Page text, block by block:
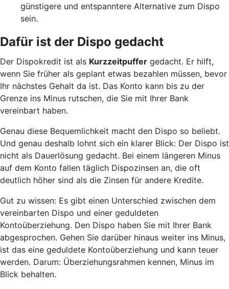
günstigere und entspanntere Alternative zum Dispo
sein.
Dafür ist der Dispo gedacht
Der Dispokredit ist als Kurzzeitpuffer gedacht. Er hilft,
wenn Sie früher als geplant etwas bezahlen müssen, bevor
Ihr nächstes Gehalt da ist. Das Konto kann bis zu der
Grenze ins Minus rutschen, die Sie mit Ihrer Bank
vereinbart haben.
Genau diese Bequemlichkeit macht den Dispo so beliebt.
Und genau deshalb lohnt sich ein klarer Blick: Der Dispo ist
nicht als Dauerlösung gedacht. Bei einem längeren Minus
auf dem Konto fallen täglich Dispozinsen an, die oft
deutlich höher sind als die Zinsen für andere Kredite.
Gut zu wissen: Es gibt einen Unterschied zwischen dem
vereinbarten Dispo und einer geduldeten
Kontoüberziehung. Den Dispo haben Sie mit Ihrer Bank
abgesprochen. Gehen Sie darüber hinaus weiter ins Minus,
ist das eine geduldete Kontoüberziehung und kann teuer
werden. Darum: Überziehungsrahmen kennen, Minus im
Blick behalten.